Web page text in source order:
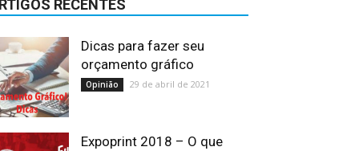
RECENTES
Dicas para fazer seu
orçamento gráfico
Opinião 29 de abril de 2021
Expoprint 2018 – O que